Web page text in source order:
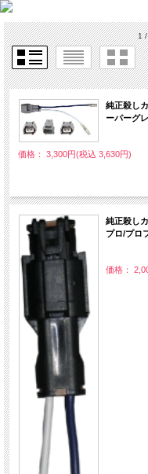
1 /
純正殺し
ーパーグ
価格： 3,300円(税込 3,630円)
純正殺し
プロ/プロ
価格：